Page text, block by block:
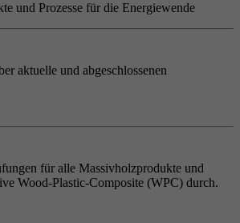
und Prozesse für die Energiewende
aktuelle und abgeschlossenen
für alle Massivholzprodukte und
Wood-Plastic-Composite (WPC) durch.